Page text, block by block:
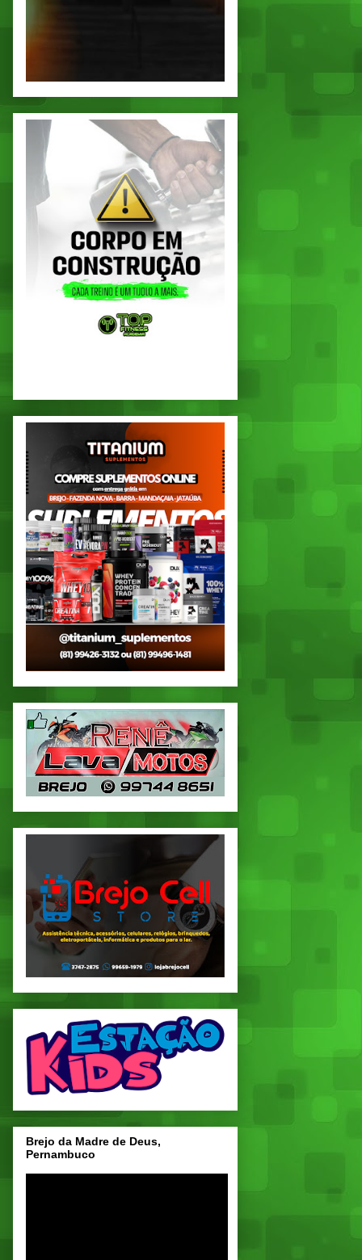
Brejo da Madre de Deus,
Pernambuco